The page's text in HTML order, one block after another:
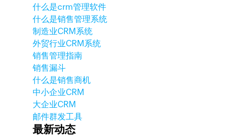
什么是crm管理软件
什么是销售管理系统
制造业CRM系统
外贸行业CRM系统
销售管理指南
销售漏斗
什么是销售商机
中小企业CRM
大企业CRM
邮件群发工具
最新动态